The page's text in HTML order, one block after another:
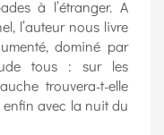
à l’étranger. A
l’auteur nous livre
dominé par
tous : sur les
trouvera-t-elle
avec la nuit du